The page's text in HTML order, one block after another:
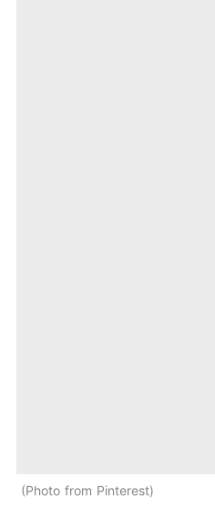
Photo from Pinterest